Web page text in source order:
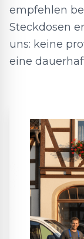
empfehlen
Steckdosen
uns: keine
eine